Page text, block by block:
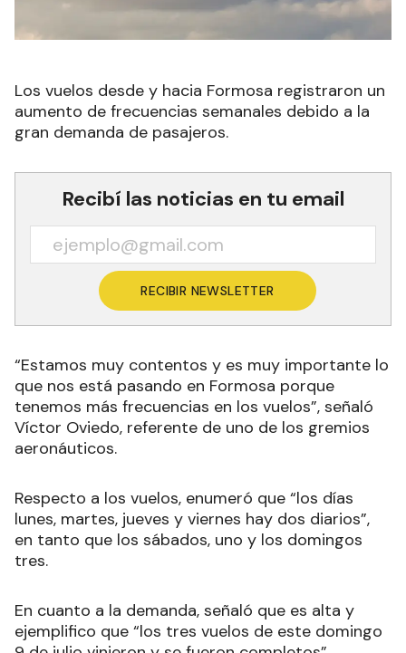
Los vuelos desde y hacia Formosa registraron un
aumento de frecuencias semanales debido a la
gran demanda de pasajeros.
Recibí las noticias en tu email
RECIBIR NEWSLETTER
“Estamos muy contentos y es muy importante lo
que nos está pasando en Formosa porque
tenemos más frecuencias en los vuelos”, señaló
Víctor Oviedo, referente de uno de los gremios
aeronáuticos.
Respecto a los vuelos, enumeró que “los días
lunes, martes, jueves y viernes hay dos diarios”,
en tanto que los sábados, uno y los domingos
tres.
En cuanto a la demanda, señaló que es alta y
ejemplifico que “los tres vuelos de este domingo